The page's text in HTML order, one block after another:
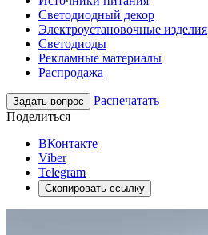
Светодиодный декор
Электроустановочные изделия
Светодиоды
Рекламные материалы
Распродажа
Задать вопрос
Распечатать
Поделиться
ВКонтакте
Viber
Telegram
Скопировать ссылку